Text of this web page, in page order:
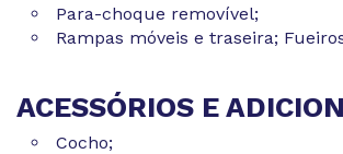
Para-choque removível;
Rampas móveis e traseira;
ACESSÓRIOS E
Cocho;